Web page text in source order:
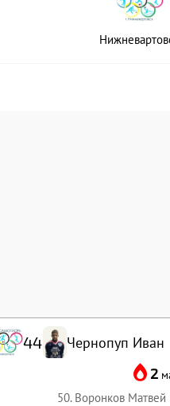
44 Чернопуп Иван
2
50. Воронков Матвей